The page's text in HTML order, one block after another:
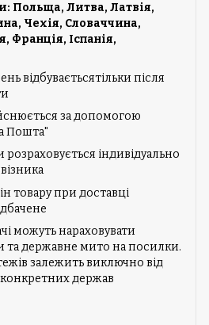
Польща, Литва, Латвія,
Чехія, Словаччина,
Франція, Іспанія,
відбуваєтьсятільки після
за допомогою
Пошта"
розраховується індивідуально
товару при доставці
можуть нараховувати
та державне мито на посилки.
залежить виключно від
держав